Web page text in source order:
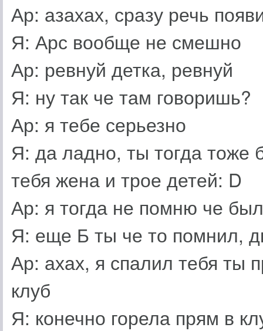
Ар: азахах, сразу речь
Я: Арс вообще не смешно
Ар: ревнуй детка, ревнуй
Я: ну так че там говоришь?
Ар: я тебе серьезно
Я: да ладно, ты тогда тоже
тебя жена и трое детей: D
Ар: я тогда не помню че
Я: еще Б ты че то помнил,
Ар: ахах, я спалил тебя ты
клуб
Я: конечно горела прям в